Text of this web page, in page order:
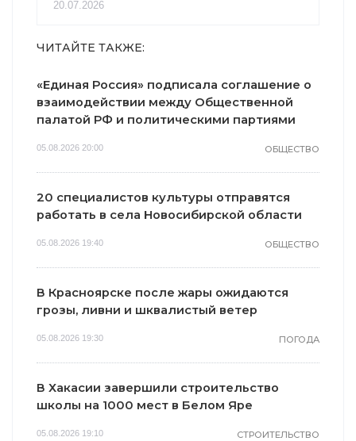
20.07.2026
ЧИТАЙТЕ ТАКЖЕ:
«Единая Россия» подписала соглашение о
взаимодействии между Общественной
палатой РФ и политическими партиями
05.08.2026 20:00 ОБЩЕСТВО
20 специалистов культуры отправятся
работать в села Новосибирской области
05.08.2026 19:40 ОБЩЕСТВО
В Красноярске после жары ожидаются
грозы, ливни и шквалистый ветер
05.08.2026 19:30 ПОГОДА
В Хакасии завершили строительство
школы на 1000 мест в Белом Яре
05.08.2026 19:10 СТРОИТЕЛЬСТВО